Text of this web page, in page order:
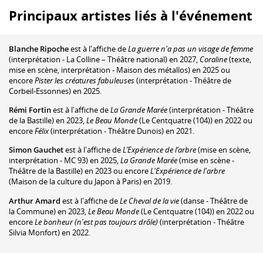
Principaux artistes liés à l'événement
Blanche Ripocheest à l'affiche deLa guerre n'a pas un visage de femme
(interprétation - La Colline – Théâtre national) en 2027, Coraline(texte,
mise en scène, interprétation - Maison des métallos) en 2025 ou
encorePister les créatures fabuleuses(interprétation - Théâtre de
Corbeil-Essonnes) en 2025.
Rémi Fortinest à l'affiche deLa Grande Marée(interprétation - Théâtre
de la Bastille) en 2023,Le Beau Monde(Le Centquatre (104)) en 2022 ou
encoreFélix(interprétation - Théâtre Dunois) en 2021.
Simon Gauchetest à l'affiche deL’Expérience de l’arbre(mise en scène,
interprétation - MC 93) en 2025,La Grande Marée(mise en scène -
Théâtre de la Bastille) en 2023 ou encoreL'Expérience de l'arbre
(Maison de la culture du Japon à Paris) en 2019.
Arthur Amard est à l'affiche deLe Cheval de la vie(danse - Théâtre de
la Commune) en 2023,Le Beau Monde(Le Centquatre (104)) en 2022 ou
encoreLe bonheur (n'est pas toujours drôle)(interprétation - Théâtre
Silvia Monfort) en 2022.